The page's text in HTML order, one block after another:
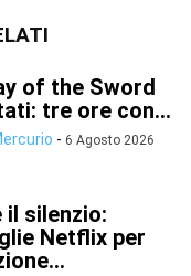
of the Sword
tre ore con...
- 6 Agosto 2026
il silenzio:
Netflix per